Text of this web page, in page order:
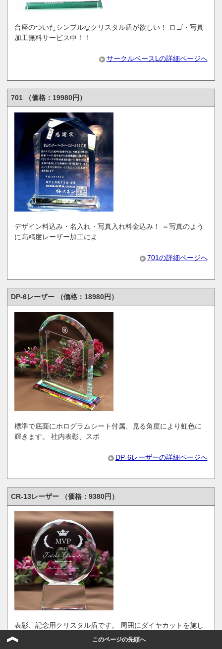
台座のついたシンプルなクリスタル盾が欲しい！ ロゴ・写真
加工無料サービス中！！
サークルベースLの詳細ページへ
701 （価格：19980円）
デザイン料込み・名入れ・写真入れ料金込み！ ⇔写真のよう
に高精度レーザー加工によ
701の詳細ページへ
DP-6レーザー （価格：18980円）
標準で底面にホログラムシート付属、見る角度により虹色に
輝きます。 社内表彰、スポ
DP-6レーザーの詳細ページへ
CR-13レーザー （価格：9380円）
表彰、記念用クリスタル盾です。 周囲にダイヤカットを施し
このページの先頭へ